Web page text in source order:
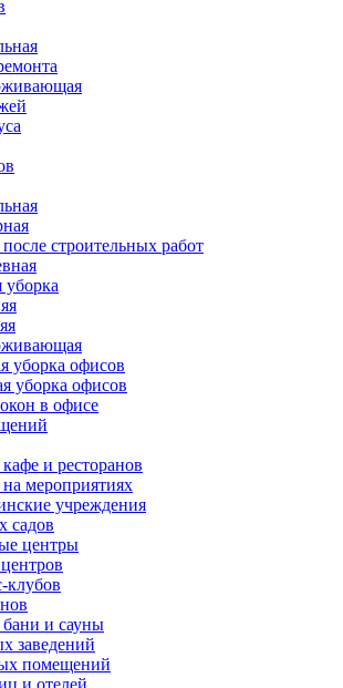
строительных работ
уборка
уборка офисов
уборка офисов
в офисе
и ресторанов
мероприятиях
учреждения
садов
центры
клубов
и сауны
заведений
помещений
и отелей